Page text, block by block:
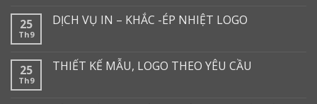
25
Th9
DỊCH VỤ IN – KHẮC -ÉP NHIỆT LOGO
25
Th9
THIẾT KẾ MẪU, LOGO THEO YÊU CẦU